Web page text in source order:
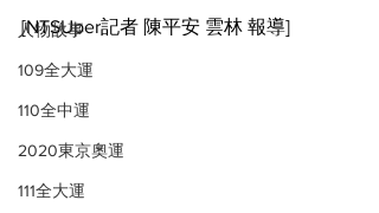
人物故事
109全大運
110全中運
2020東京奧運
111全大運
[NTSUper記者 陳平安 雲林 報導]